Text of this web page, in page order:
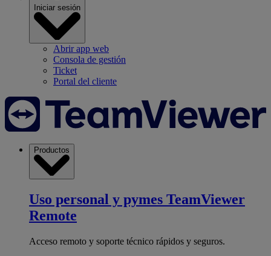
Iniciar sesión
Abrir app web
Consola de gestión
Ticket
Portal del cliente
Productos
Uso personal y pymes TeamViewer
Remote
Acceso remoto y soporte técnico rápidos y seguros.